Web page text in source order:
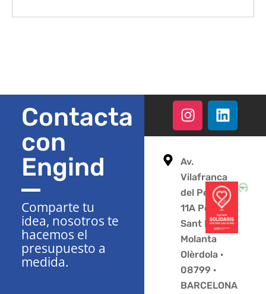
Contacta
con
Engind
Comparte tu
idea, nosotros te
hacemos el
presupuesto a
medida.
Av.
Vilafranca
del Penedès
11A Polígono
Sant Pere
Molanta
Olèrdola ·
08799 ·
BARCELONA